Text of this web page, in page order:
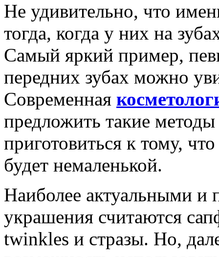
Не удивительно, что
тогда, когда у них на
Самый яркий пример,
передних зубах можно
Современная
предложить такие
приготовиться к тому,
будет немаленькой.
Наиболее актуальными
украшения считаются
twinkles и стразы. Но,